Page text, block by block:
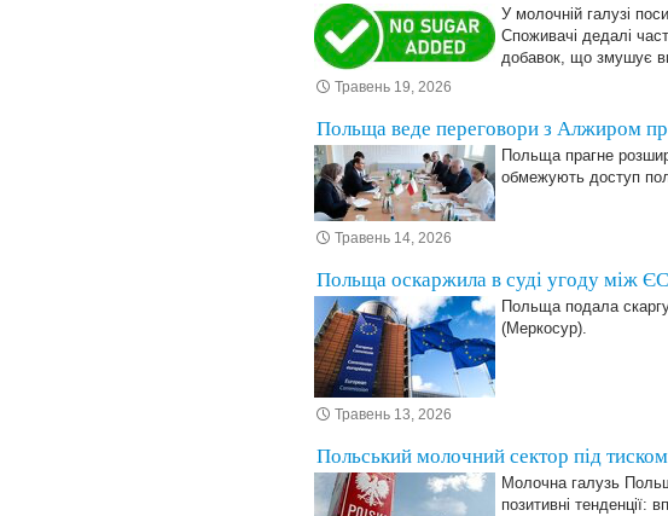
У молочній галузі
Споживачі дедалі
добавок, що змушує
Травень 19, 2026
Польща веде переговори з Алжиром
Польща прагне
обмежують доступ
Травень 14, 2026
Польща оскаржила в суді угоду між
Польща подала
(Меркосур).
Травень 13, 2026
Польський молочний сектор під
Молочна галузь
позитивні тенденції: